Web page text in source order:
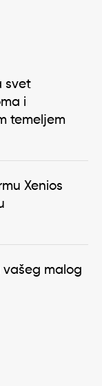
svet
i
temeljem
Xenios
vašeg malog